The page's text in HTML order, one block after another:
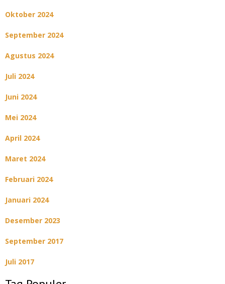
Oktober 2024
September 2024
Agustus 2024
Juli 2024
Juni 2024
Mei 2024
April 2024
Maret 2024
Februari 2024
Januari 2024
Desember 2023
September 2017
Juli 2017